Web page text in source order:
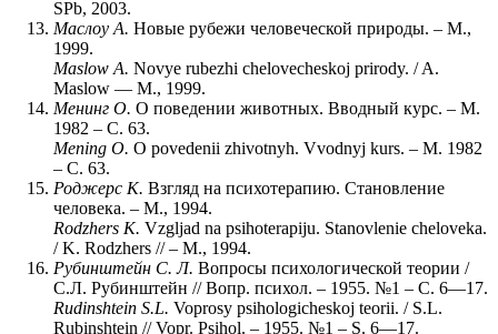
SPb, 2003.
Маслоу А. Новые рубежи человеческой природы. – М.,
1999.
Maslow A. Novye rubezhi chelovecheskoj prirody. / A.
Maslow — М., 1999.
Менинг О. O поведении животных. Вводный курс. – М.
1982 – С. 63.
Mening O. O povedenii zhivotnyh. Vvodnyj kurs. – М. 1982
– С. 63.
Роджерс К. Взгляд на психотерапию. Становление
человека. – М., 1994.
Rodzhers K. Vzgljad na psihoterapiju. Stanovlenie cheloveka.
/ K. Rodzhers // – М., 1994.
Рубинштейн С. Л. Вопросы психологической теории /
С.Л. Рубинштейн // Вопр. психол. – 1955. №1 – С. 6—17.
Rudinshtein S.L. Voprosy psihologicheskoj teorii. / S.L.
Rubinshtein // Vopr. Psihol. – 1955. №1 – S. 6—17.